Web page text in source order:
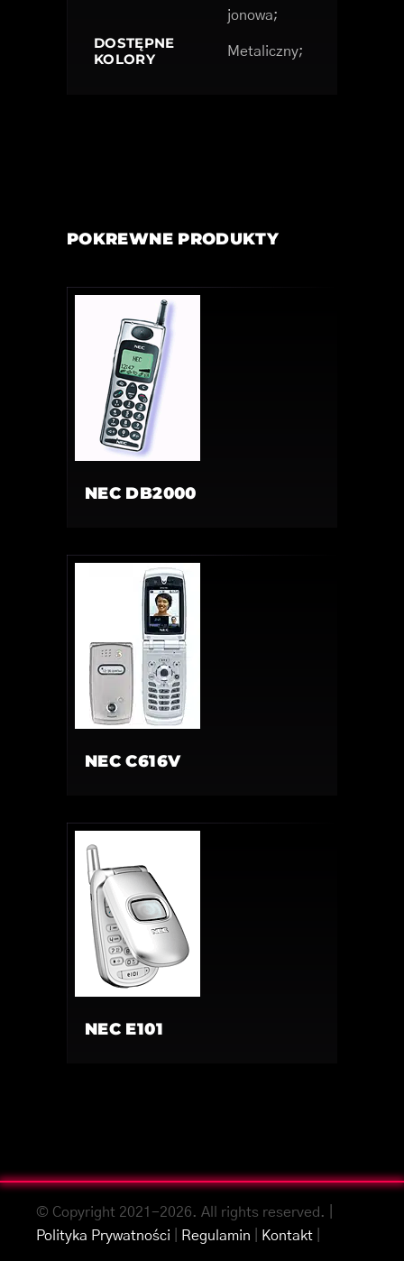
jonowa;
DOSTĘPNE
KOLORY
Metaliczny;
POKREWNE PRODUKTY
NEC DB2000
NEC C616V
NEC E101
© Copyright 2021-2026. All rights reserved. |
Polityka Prywatności
Regulamin Kontakt